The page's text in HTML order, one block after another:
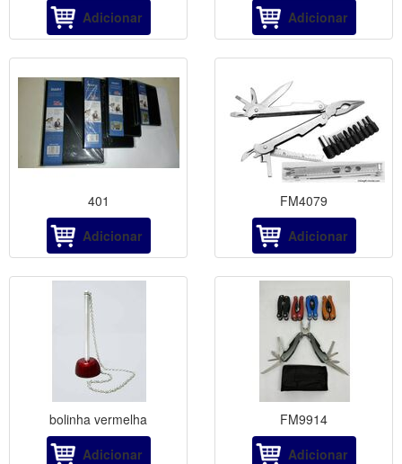
Adicionar
Adicionar
401
Adicionar
FM4079
Adicionar
bolinha vermelha
Adicionar
FM9914
Adicionar